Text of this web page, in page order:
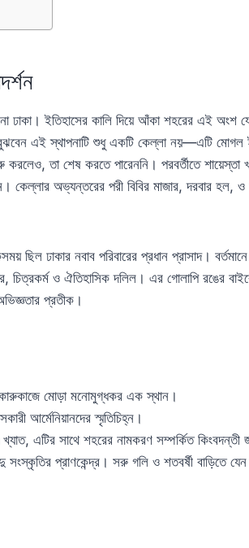
ঢাকা। ইতিহাসের কালি দিয়ে আঁকা শহরের এই
এই স্থাপনাটি শুধু একটি কেল্লা নয়—এটি মোগল
তা শেষ করতে পারেননি। পরবর্তীতে শায়েস্তা
কেল্লার অভ্যন্তরের পরী বিবির মাজার, দরবার হল, ও
ছিল ঢাকার নবাব পরিবারের প্রধান প্রাসাদ।
চিত্রকর্ম ও ঐতিহাসিক দলিল। এর গোলাপি রঙের
প্রতীক।
মোড়া মনোমুগ্ধকর এক স্থান।
আর্মেনিয়ানদের স্মৃতিচিহ্ন।
খ্যাত, এটির সাথে শহরের নামকরণ সম্পর্কিত কিংবদন্তী
সংস্কৃতির প্রাণকেন্দ্র। সরু গলি ও শতবর্ষী বাড়িতে